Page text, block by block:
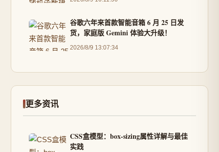
谷歌六年来首款智能音箱 6 月 25 日发
货，家庭版 Gemini 体验大升级！
2026/8/9 13:07:34
更多资讯
CSS盒模型：box-sizing属性详解与最佳
实践